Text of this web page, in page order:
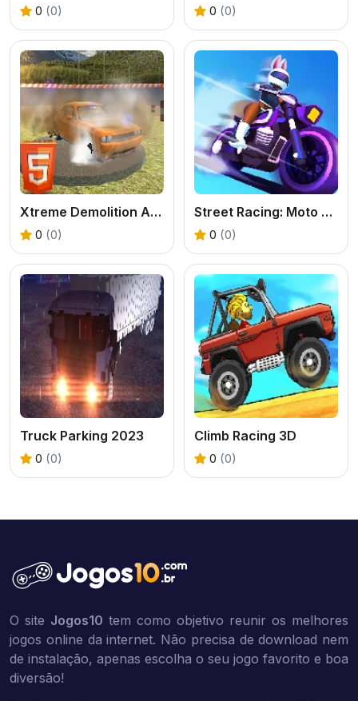
0 (0) 0 (0)
Xtreme Demolition Arena Derby HTML5
0 (0)
Street Racing: Moto Drift
0 (0)
Truck Parking 2023
0 (0)
Climb Racing 3D
0 (0)
O site Jogos10 tem como objetivo reunir os melhores
jogos online da internet. Não precisa de download nem
de instalação, apenas escolha o seu jogo favorito e boa
diversão!